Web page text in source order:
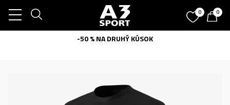
0 0
-50 % NA DRUHÝ KÚSOK